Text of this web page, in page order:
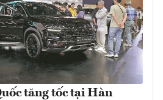
tăng tốc tại Hàn